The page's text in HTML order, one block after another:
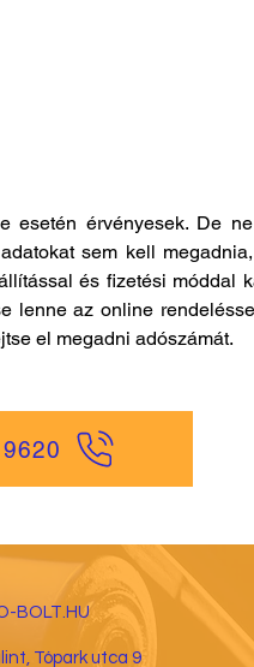
érvényesek. De
sem kell
és fizetési móddal
lenne az online
el megadni adószámát.
BOLT.HU
lint, Tópark utca 9